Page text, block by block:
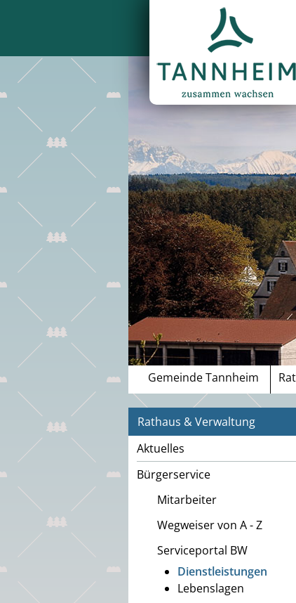
Gemeinde Tannheim
Rathaus & Verwaltung
Aktuelles
Bürgerservice
Mitarbeiter
Wegweiser von A - Z
Serviceportal BW
Dienstleistungen
Lebenslagen